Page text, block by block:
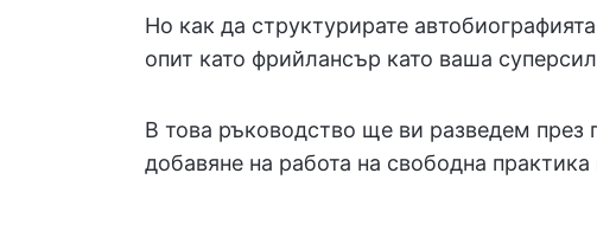
Но как да структурирате
опит като фрийлансър като ваша
В това ръководство ще ви разведем
добавяне на работа на свободна